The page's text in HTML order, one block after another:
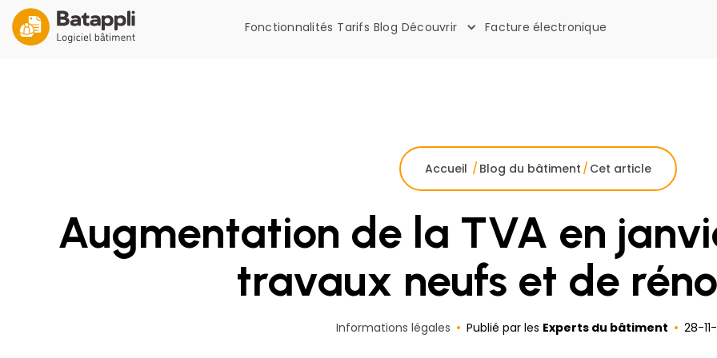
Fonctionnalités Tarifs Blog Découvrir Facture électronique
Accueil / Blog du bâtiment / Cet article
Augmentation de la TVA en
travaux neufs et de
Informations légales Publié par les Experts du bâtiment 28-11-